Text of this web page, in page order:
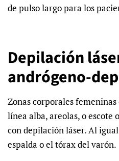
de pulso largo para los
Depilación
andrógeno-
Zonas corporales
línea alba, areolas, o escote
con depilación láser. Al
espalda o el tórax del varón.